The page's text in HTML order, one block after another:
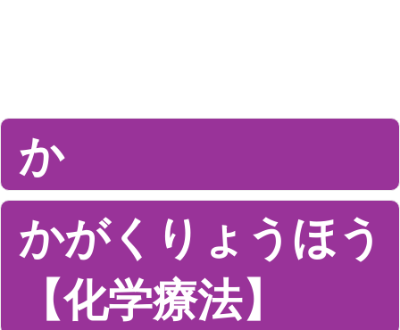
か
かがくりょうほう
【化学療法】